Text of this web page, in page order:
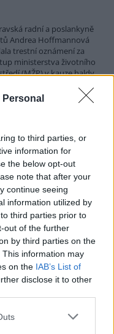
to third parties, or
information for
the below opt-out
note that after your
continue seeing
information utilized by
third parties prior to
out of the further
by third parties on the
This information may
on the IAB’s List of
disclose it to other
radní a poslankyně
Andrea Hoffmannová
trestní oznámení za
ministerstva životního
(MŽP) v kauze haldy
okolnosti odebrání
(ČIŽP) a zastavení řízení.
postupu může být
ČIŽP ČTK shání.
rozhodli odejít z
odboru vnitřních
Matěj Mrlina, vedoucí
úřadu Oldřich
a tisková mluvčí Miriam
končí na České
iniciativy. Na dotaz ČTK
(za Motoristy). O jejich
na ČIŽP.